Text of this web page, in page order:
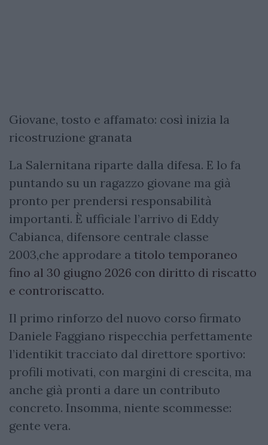
Giovane, tosto e affamato: così inizia la
ricostruzione granata
La Salernitana riparte dalla difesa. E lo fa
puntando su un ragazzo giovane ma già
pronto per prendersi responsabilità
importanti. È ufficiale l’arrivo di Eddy
Cabianca, difensore centrale classe
2003,che approdare a titolo temporaneo
fino al 30 giugno 2026 con diritto di riscatto
e controriscatto.
Il primo rinforzo del nuovo corso firmato
Daniele Faggiano rispecchia perfettamente
l’identikit tracciato dal direttore sportivo:
profili motivati, con margini di crescita, ma
anche già pronti a dare un contributo
concreto. Insomma, niente scommesse:
gente vera.